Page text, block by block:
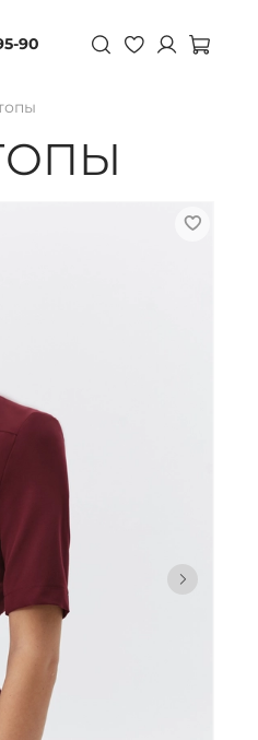
90